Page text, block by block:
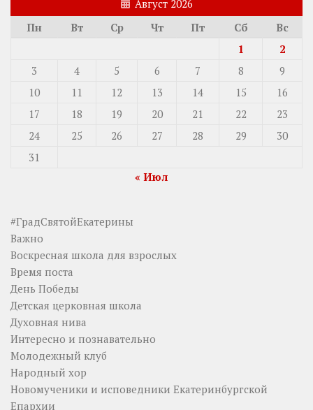
Август 2026
Пн
Вт Ср Чт Пт Сб
Вс
1
2
3
4 5 6 7 8
9
10
11 12 13 14 15
16
17
18 19 20 21 22
23
24
25 26 27 28 29
30
31
« Июл
#ГрадСвятойЕкатерины
Важно
Воскресная школа для взрослых
Время поста
День Победы
Детская церковная школа
Духовная нива
Интересно и познавательно
Молодежный клуб
Народный хор
Новомученики и исповедники Екатеринбургской
Епархии